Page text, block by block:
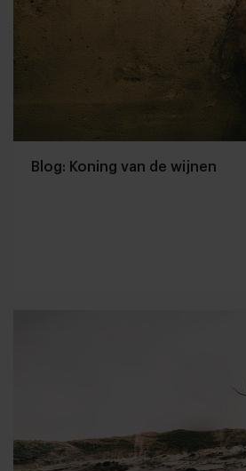
Blog: Koning van de wijnen